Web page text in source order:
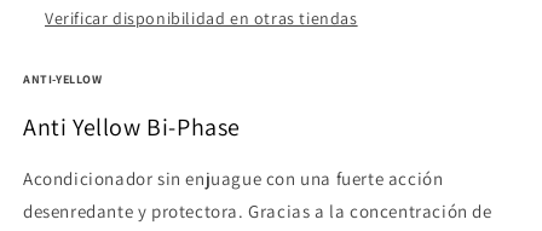
Verificar disponibilidad en otras tiendas
ANTI-YELLOW
Anti Yellow Bi-Phase
Acondicionador sin enjuague con una fuerte acción
desenredante y protectora. Gracias a la concentración de